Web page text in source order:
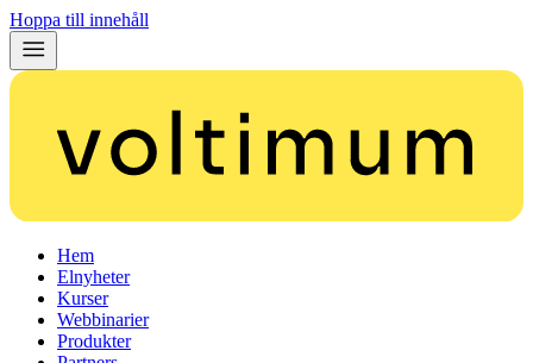
Hoppa till innehåll
Hem
Elnyheter
Kurser
Webbinarier
Produkter